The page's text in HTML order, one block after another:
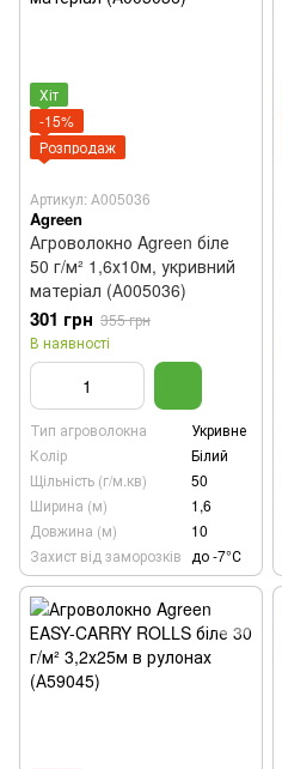
Хіт
-15%
Розпродаж
Артикул: А005036
Agreen
Агроволокно Agreen біле
50 г/м² 1,6х10м, укривний
матеріал (А005036)
301 грн 355 грн
В наявності
Тип агроволокна
Укривне
Колір
Білий
Щільність (г/м.кв)
50
Ширина (м)
1,6
Довжина (м)
10
Захист від заморозків до -7°С